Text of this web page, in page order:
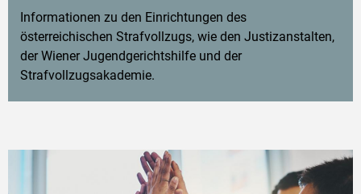
Informationen zu den Einrichtungen des
österreichischen Strafvollzugs, wie den Justizanstalten,
der Wiener Jugendgerichtshilfe und der
Strafvollzugsakademie.